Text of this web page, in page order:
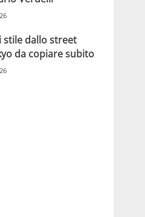
stile dallo street
da copiare subito